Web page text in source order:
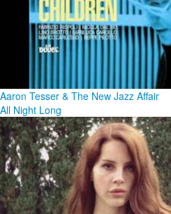
Aaron Tesser & The New Jazz Affair
All Night Long